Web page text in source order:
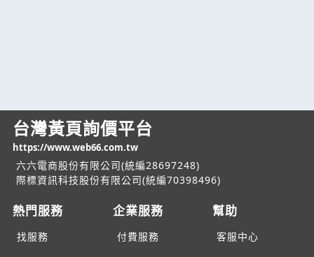
台灣黃頁詢價平台
https://www.web66.com.tw
六六電商股份有限公司(統編28697248)
際標資訊科技股份有限公司(統編70398496)
熱門服務
找服務
企業服務
付費服務
幫助
客服中心